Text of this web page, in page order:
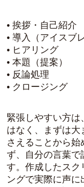
• 挨拶・自己紹介
• 導入（アイスブ
• ヒアリング
• 本題（提案）
• 反論処理
• クロージング
緊張しやすい方
はなく、まずは大
さえることから
ず、自分の言葉
す。作成したスク
ングで実際に声